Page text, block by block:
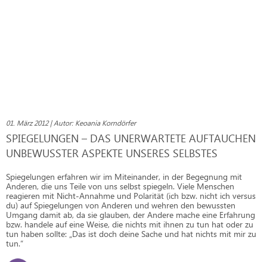
01. März 2012 | Autor: Keoania Korndörfer
SPIEGELUNGEN – DAS UNERWARTETE AUFTAUCHEN
UNBEWUSSTER ASPEKTE UNSERES SELBSTES
Spiegelungen erfahren wir im Miteinander, in der Begegnung mit
Anderen, die uns Teile von uns selbst spiegeln. Viele Menschen
reagieren mit Nicht-Annahme und Polarität (ich bzw. nicht ich versus
du) auf Spiegelungen von Anderen und wehren den bewussten
Umgang damit ab, da sie glauben, der Andere mache eine Erfahrung
bzw. handele auf eine Weise, die nichts mit ihnen zu tun hat oder zu
tun haben sollte: „Das ist doch deine Sache und hat nichts mit mir zu
tun.“